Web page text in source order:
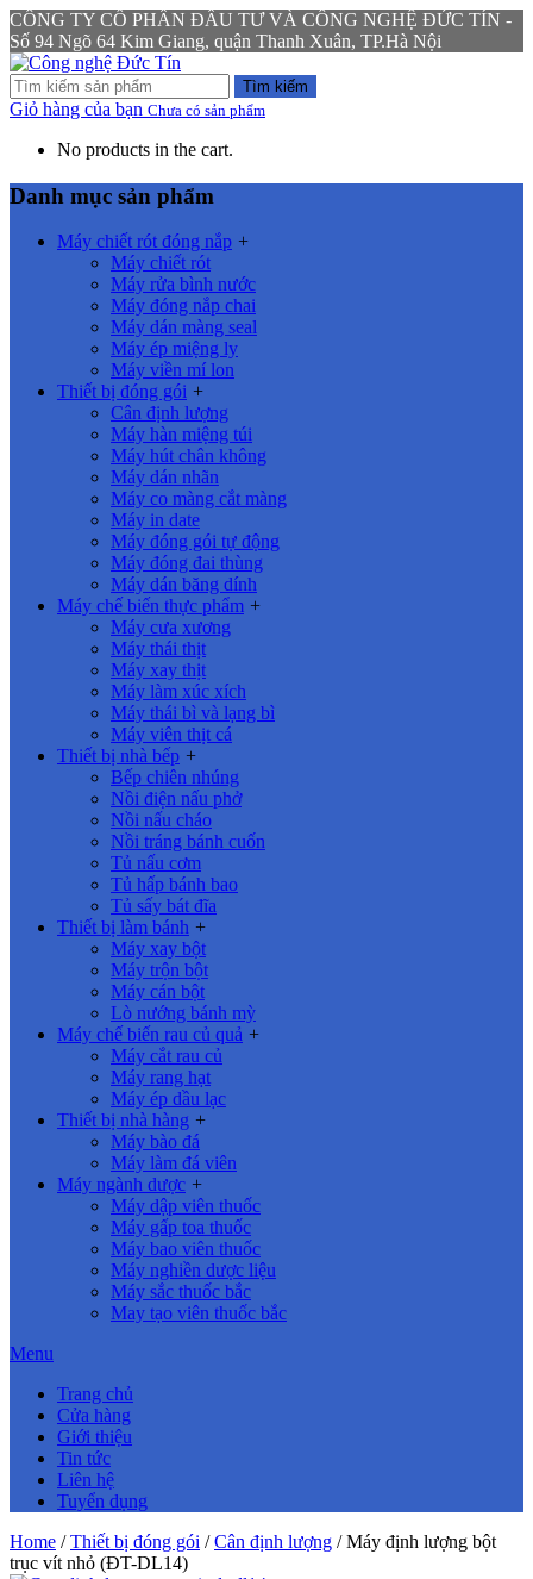
CÔNG TY CỔ PHẦN ĐẦU TƯ VÀ CÔNG NGHỆ ĐỨC TÍN -
Số 94 Ngõ 64 Kim Giang, quận Thanh Xuân, TP.Hà Nội
Tìm kiếm
Giỏ hàng của bạn Chưa có sản phẩm
No products in the cart.
Danh mục sản phẩm
Máy chiết rót đóng nắp +
Máy chiết rót
Máy rửa bình nước
Máy đóng nắp chai
Máy dán màng seal
Máy ép miệng ly
Máy viền mí lon
Thiết bị đóng gói +
Cân định lượng
Máy hàn miệng túi
Máy hút chân không
Máy dán nhãn
Máy co màng cắt màng
Máy in date
Máy đóng gói tự động
Máy đóng đai thùng
Máy dán băng dính
Máy chế biến thực phẩm +
Máy cưa xương
Máy thái thịt
Máy xay thịt
Máy làm xúc xích
Máy thái bì và lạng bì
Máy viên thịt cá
Thiết bị nhà bếp +
Bếp chiên nhúng
Nồi điện nấu phở
Nồi nấu cháo
Nồi tráng bánh cuốn
Tủ nấu cơm
Tủ hấp bánh bao
Tủ sấy bát đĩa
Thiết bị làm bánh +
Máy xay bột
Máy trộn bột
Máy cán bột
Lò nướng bánh mỳ
Máy chế biến rau củ quả +
Máy cắt rau củ
Máy rang hạt
Máy ép dầu lạc
Thiết bị nhà hàng +
Máy bào đá
Máy làm đá viên
Máy ngành dược +
Máy dập viên thuốc
Máy gấp toa thuốc
Máy bao viên thuốc
Máy nghiền dược liệu
Máy sắc thuốc bắc
May tạo viên thuốc bắc
Menu
Trang chủ
Cửa hàng
Giới thiệu
Tin tức
Liên hệ
Tuyển dụng
Home /Thiết bị đóng gói /Cân định lượng / Máy định lượng bột
trục vít nhỏ (ĐT-DL14)